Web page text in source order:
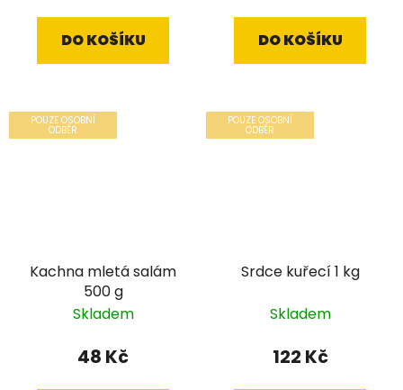
DO KOŠÍKU DO KOŠÍKU
POUZE OSOBNÍ
ODBĚR
Kachna mletá salám
500 g
Skladem
48 Kč
POUZE OSOBNÍ
ODBĚR
Srdce kuřecí 1 kg
Skladem
122 Kč